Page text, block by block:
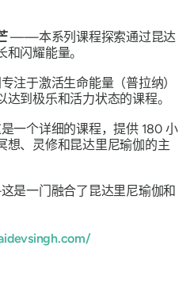
——本系列课程探索通过昆达
闪耀能量。
于激活生命能量（普拉纳）
到极乐和活力状态的课程。
个详细的课程，提供 180 小
想、灵修和昆达里尼瑜伽的主
一门融合了昆达里尼瑜伽和